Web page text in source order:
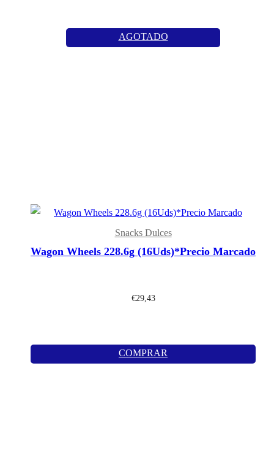
AGOTADO
Snacks Dulces
Wagon Wheels 228.6g (16Uds)*Precio Marcado
€29,43
COMPRAR